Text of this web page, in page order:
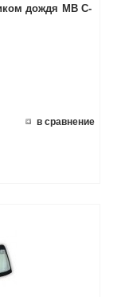
дождя MB C-
в сравнение